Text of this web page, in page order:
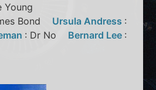
Young
Bond Ursula Andress :
: Dr No Bernard Lee :